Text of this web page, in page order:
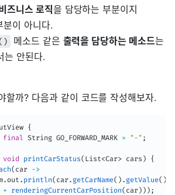
즈니스 로직을 담당하는 부분이지
분이 아니다.
메소드 같은 출력을 담당하는 메소드는
는 안된다.
할까? 다음과 같이 코드를 작성해보자.
{
final String GO_FORWARD_MARK = "-" ;
void printCarStatus( List<Car> cars )
{
( car ->
. out . println( car. getCarName( ) . getValue( )
+ renderingCurrentCarPosition( car) ) ) ;